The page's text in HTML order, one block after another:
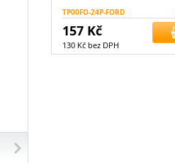
TP00FO-24P-FORD
157 Kč
130 Kč bez DPH